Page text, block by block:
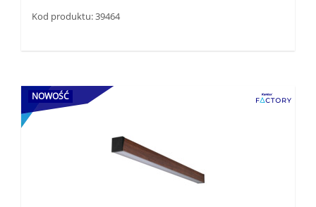
Kod produktu: 39464
NOWOŚĆ